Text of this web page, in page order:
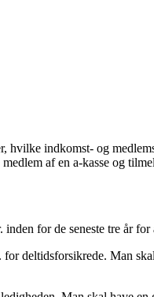
hvilke indkomst- og
af en a-kasse og
for de seneste tre år
deltidsforsikrede. Man